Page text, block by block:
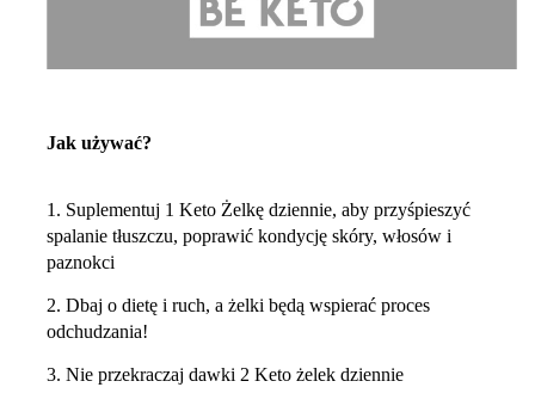
Jak używać?
1. Suplementuj 1 Keto Żelkę dziennie, aby przyśpieszyć
spalanie tłuszczu, poprawić kondycję skóry, włosów i
paznokci
2. Dbaj o dietę i ruch, a żelki będą wspierać proces
odchudzania!
3. Nie przekraczaj dawki 2 Keto żelek dziennie